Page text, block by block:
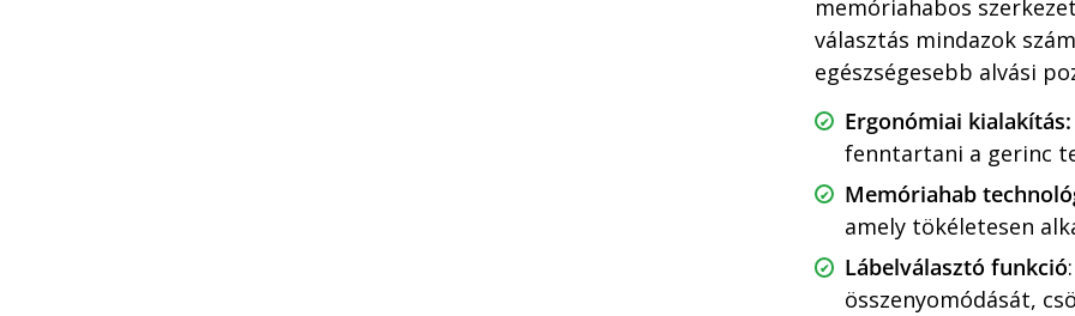
memóriahabos
választás mindazok
egészségesebb alvási
Ergonómiai kialakítás:
fenntartani a gerinc
Memóriahab
amely tökéletesen
Lábelválasztó funkció
összenyomódását,